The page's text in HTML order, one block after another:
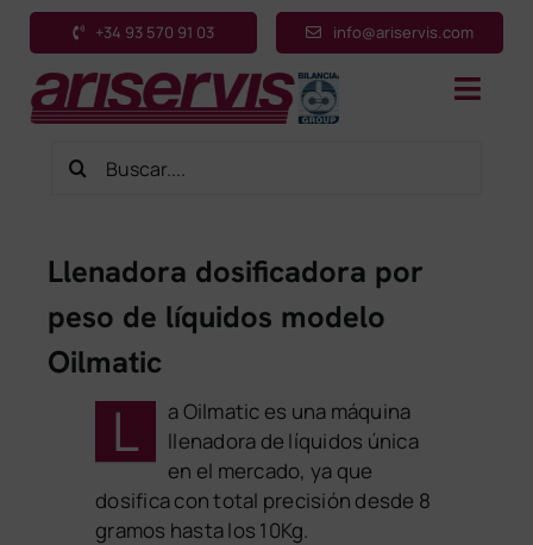
Saltar
contenido
+34 93 570 91 03 info@ariservis.com
Inicio
Sectores
Aplicaciones
Servicios
Sobre nosotros
Contacto
Buscar:
Llenadora dosificadora por
peso de líquidos modelo
Oilmatic
L
a Oilmatic es una máquina
llenadora de líquidos única
en el mercado, ya que
dosifica con total precisión desde 8
gramos hasta los 10Kg.